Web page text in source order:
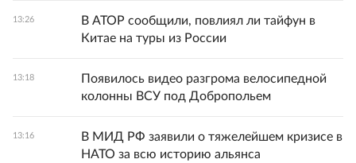
13:26
В АТОР сообщили, повлиял ли тайфун в
Китае на туры из России
13:18
Появилось видео разгрома велосипедной
колонны ВСУ под Добропольем
13:16
В МИД РФ заявили о тяжелейшем кризисе в
НАТО за всю историю альянса